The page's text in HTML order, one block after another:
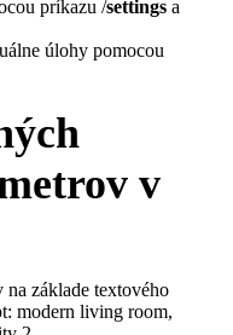
príkazu /settings a
úlohy pomocou
v
na základe textového
modern living room,